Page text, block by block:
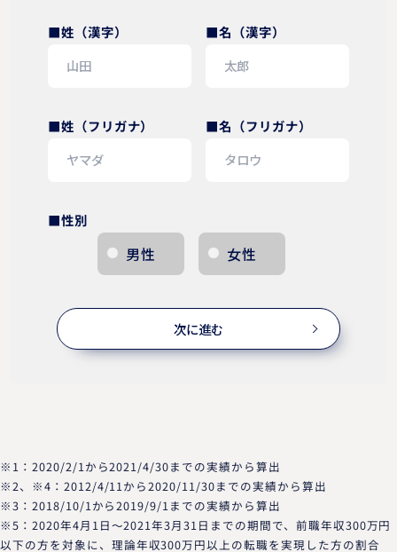
■姓（漢字） ■名（漢字）
■姓（フリガナ） ■名（フリガナ）
■性別
男性 女性
次に進む
※1：2020/2/1から2021/4/30までの実績から算出
※2、※4：2012/4/11から2020/11/30までの実績から算出
※3：2018/10/1から2019/9/1までの実績から算出
※5：2020年4月1日～2021年3月31日までの期間で、前職年収300万円
以下の方を対象に、理論年収300万円以上の転職を実現した方の割合